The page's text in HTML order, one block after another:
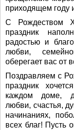
приходящем году
С Рождеством
праздник
радостью и
любви,
оберегает вас от
Поздравляем с
праздник
каждом доме,
любви, счастья,
начинаниях,
всех благ! Пусть